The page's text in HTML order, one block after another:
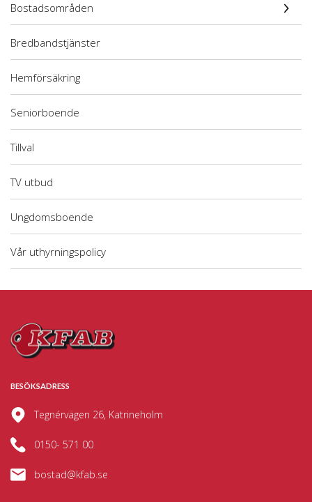
Bostadsområden
Bredbandstjänster
Hemförsäkring
Seniorboende
Tillval
TV utbud
Ungdomsboende
Vår uthyrningspolicy
BESÖKSADRESS
Tegnérvägen 26, Katrineholm
0150- 571 00
bostad@kfab.se